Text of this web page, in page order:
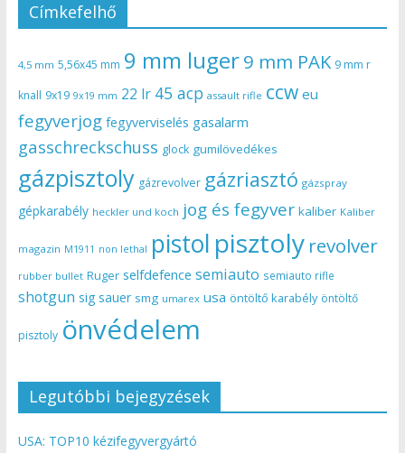
Címkefelhő
4,5 mm 5,56x45 mm 9 mm luger9 mm PAK 9 mm r
knall 9x19 9x19 mm 22 lr 45 acp assault rifle ccw eu
fegyverjog fegyverviselés gasalarm
gasschreckschuss glock gumilövedékes
gázpisztoly gázrevolver gázriasztó gázspray
gépkarabély heckler und koch jog és fegyver kaliber Kaliber
magazin M1911 non lethal pistol pisztoly revolver
rubber bullet Ruger selfdefence semiauto semiauto rifle
shotgun sig sauer smg umarex usa öntöltő karabély öntöltő
pisztoly önvédelem
Legutóbbi bejegyzések
USA: TOP10 kézifegyvergyártó